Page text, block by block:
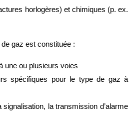
horlogères) et chimiques (p. ex.
gaz est constituée :
une ou plusieurs voies
spécifiques pour le type de gaz à
la transmission d’alarme